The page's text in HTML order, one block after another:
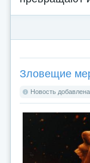
Зловещие
Новость